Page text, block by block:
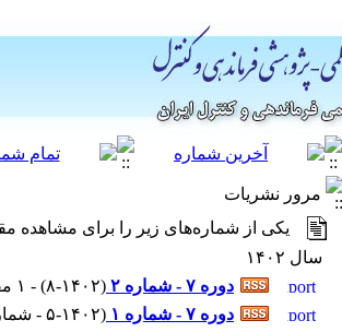
مرور نشریات
یکی از شماره‌های زیر را برای مشاهده
سال ۱۴۰۲
دوره ۷ - شماره ۲
(۸-۱۴۰۲) - ۱ مقاله
دوره ۷ - شماره ۱
(۵-۱۴۰۲ - شماره پیاپی : ۲۳